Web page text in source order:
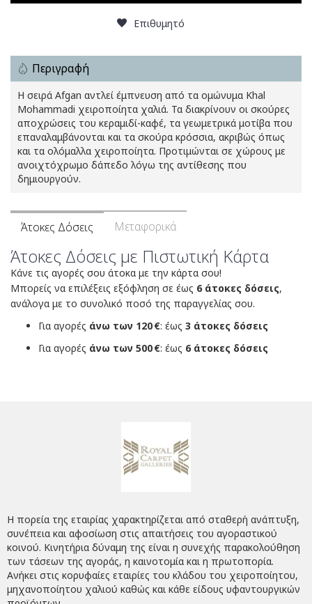
Επιθυμητό
Περιγραφή
Η σειρά Afgan αντλεί έμπνευση από τα ομώνυμα Khal
Mohammadi χειροποίητα χαλιά. Τα διακρίνουν οι σκούρες
αποχρώσεις του κεραμιδί-καφέ, τα γεωμετρικά μοτίβα που
επαναλαμβάνονται και τα σκούρα κρόσσια, ακριβώς όπως
και τα ολόμαλλα χειροποίητα. Προτιμώνται σε χώρους με
ανοιχτόχρωμο δάπεδο λόγω της αντίθεσης που
δημιουργούν.
Άτοκες Δόσεις Μεταφορικά
Άτοκες Δόσεις με Πιστωτική Κάρτα
Κάνε τις αγορές σου άτοκα με την κάρτα σου!
Μπορείς να επιλέξεις εξόφληση σε έως 6 άτοκες δόσεις,
ανάλογα με το συνολικό ποσό της παραγγελίας σου.
Για αγορές άνω των 120 €: έως 3 άτοκες δόσεις
Για αγορές άνω των 500 €: έως 6 άτοκες δόσεις
Η πορεία της εταιρίας χαρακτηρίζεται από σταθερή ανάπτυξη,
συνέπεια και αφοσίωση στις απαιτήσεις του αγοραστικού
κοινού. Κινητήρια δύναμη της είναι η συνεχής παρακολούθηση
των τάσεων της αγοράς, η καινοτομία και η πρωτοπορία.
Ανήκει στις κορυφαίες εταιρίες του κλάδου του χειροποίητου,
μηχανοποίητου χαλιού καθώς και κάθε είδους υφαντουργικών